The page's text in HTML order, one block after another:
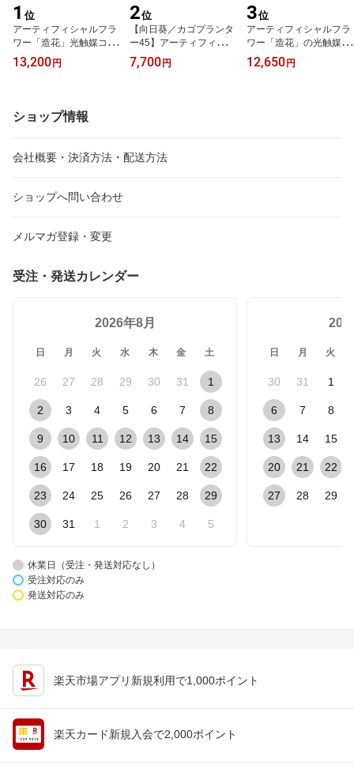
1 位
アーティフィシャルフラ
ワー「造花」光触媒コー
ティング【胡蝶蘭鉢植
え・5本立／陶器鉢ver】
13,200円
2位
【向日葵／カゴプランタ
ー45】アーティフィシャ
ルフラワー「造花」光触
媒コーティング
7,700円
3位
アーティフィシャルフラ
ワー「造花」の光触媒コ
ーティング【胡蝶蘭鉢植
え・5本立（W/Y）※プ
12,650円
ショップ情報
会社概要・決済方法・配送方法
ショップへ問い合わせ
メルマガ登録・変更
受注・発送カレンダー
2026年8月
日 月 火 水 木 金 土
26 27 28 29 30 31 1
2 3 4 5 6 7 8
9 10 11 12 13 14 15
16 17 18 19 20 21 22
23 24 25 26 27 28 29
30 31 1 2 3 4 5
日 月 火
30 31 1
6 7 8
13 14 15
20 21 22
27 28 29
休業日（受注・発送対応なし）
受注対応のみ
発送対応のみ
楽天市場アプリ新規利用で1,000ポイント
楽天カード新規入会で2,000ポイント